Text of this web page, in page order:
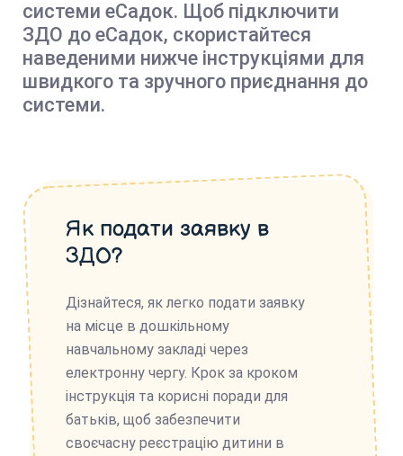
системи еСадок. Щоб підключити
ЗДО до еСадок, скористайтеся
наведеними нижче інструкціями для
швидкого та зручного приєднання до
системи.
Як подати заявку в
ЗДО?
Дізнайтеся, як легко подати заявку
на місце в дошкільному
навчальному закладі через
електронну чергу. Крок за кроком
інструкція та корисні поради для
батьків, щоб забезпечити
своєчасну реєстрацію дитини в